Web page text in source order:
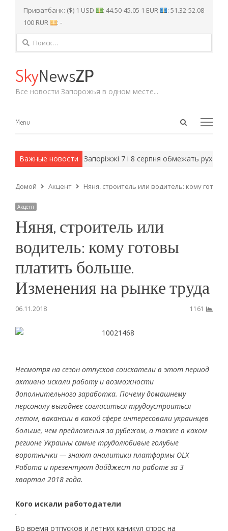
Приватбанк: ($) 1 USD : 44.50-45.05 1 EUR
: 51.32-52.08
100 RUR
: -
Найти:
SkyNewsZP
Все новости Запорожья в одном месте...
Open
Menu
Menu
Важные новости
методы. У Запоріжжі 7 і 8 серпня обмежать рух
Домой Акцент Няня, строитель или водитель: кому
Акцент
Няня, строитель или
водитель: кому готовы
платить больше.
Изменения на рынке труда
06.11.2018 1161
Несмотря на сезон отпусков соискатели в этот период
активно искали работу и возможности
дополнительного заработка. Почему домашнему
персоналу выгоднее согласиться трудоустроиться
летом, вакансии в какой сфере интересовали украинцев
больше, чем предложения за рубежом, а также в каком
регионе Украины самые трудолюбивые голубые
воротнички — знают аналитики платформы OLX
Работа и презентуют дайджест по работе за 3
квартал 2018 года.
Кого искали работодатели
‘
Во время отпусков и летних каникул спрос на